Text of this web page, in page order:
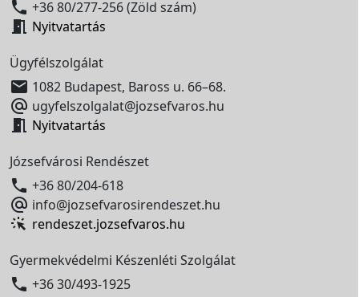
 +36 80/277-256 (Zöld szám)
 Nyitvatartás
Ügyfélszolgálat
 1082 Budapest, Baross u. 66–68.
 ugyfelszolgalat@jozsefvaros.hu
 Nyitvatartás
Józsefvárosi Rendészet
 +36 80/204-618
 info@jozsefvarosirendeszet.hu
rendeszet.jozsefvaros.hu
Gyermekvédelmi Készenléti Szolgálat
 +36 30/493-1925